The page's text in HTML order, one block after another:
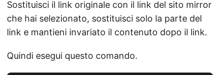
Sostituisci il link originale con il link del sito mirror
che hai selezionato, sostituisci solo la parte del
link e mantieni invariato il contenuto dopo il link.
Quindi esegui questo comando.